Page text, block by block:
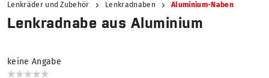
Lenkräder und Zubehör Lenkradnaben Aluminium-Naben
Lenkradnabe aus Aluminium
keine Angabe